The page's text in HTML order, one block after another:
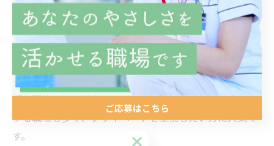
クしましょう。
残業や休日事情から見る管理栄養士の現状
管理栄養士の仕事は施設ごとに残業や休日の状況が大き
く異なります。つくば市の求人では「残業ほぼなし」や
「年間休日120日以上」といった働きやすさをアピール
する職場も多く、プライベートを重視したい方に人気で
す。
ご応募はこちら
ご応募はこちら